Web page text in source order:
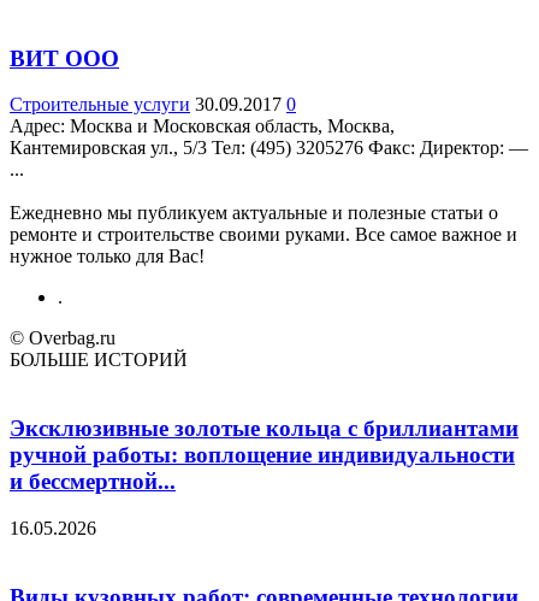
ВИТ ООО
Строительные услуги 30.09.2017 0
Адрес: Москва и Московская область, Москва,
Кантемировская ул., 5/3 Teл: (495) 3205276 Факс: Директор: —
...
Ежедневно мы публикуем актуальные и полезные статьи о
ремонте и строительстве своими руками. Все самое важное и
нужное только для Вас!
.
© Overbag.ru
БОЛЬШЕ ИСТОРИЙ
Эксклюзивные золотые кольца с бриллиантами
ручной работы: воплощение индивидуальности
и бессмертной...
16.05.2026